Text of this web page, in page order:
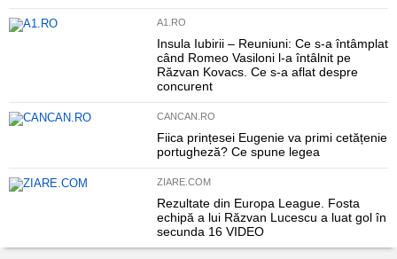
A1.RO
Insula Iubirii – Reuniuni: Ce s-a întâmplat
când Romeo Vasiloni l-a întâlnit pe
Răzvan Kovacs. Ce s-a aflat despre
concurent
CANCAN.RO
Fiica prințesei Eugenie va primi cetățenie
portugheză? Ce spune legea
ZIARE.COM
Rezultate din Europa League. Fosta
echipă a lui Răzvan Lucescu a luat gol în
secunda 16 VIDEO